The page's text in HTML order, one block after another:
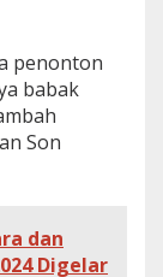
penonton
babak
Son
dan
Digelar